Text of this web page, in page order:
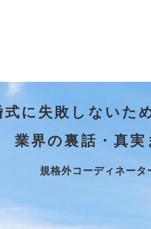
式に失敗しないた
業界の裏話・真実
規格外コーディネータ